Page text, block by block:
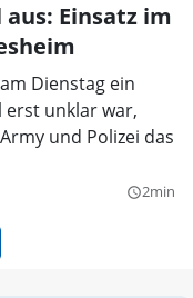
Einsatz im
Dienstag ein
erst unklar war,
und Polizei das
query_builder2min